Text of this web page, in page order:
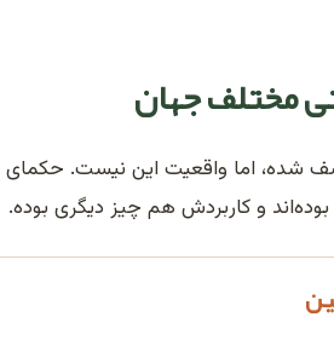
مختلف جهان
کشف شده، اما واقعیت این نیست.
و کاربردش هم چیز دیگری بوده.